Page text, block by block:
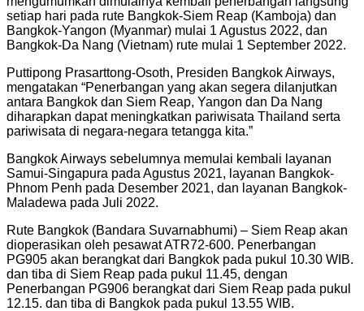
setiap hari pada rute Bangkok-Siem Reap (Kamboja) dan
Bangkok-Yangon (Myanmar) mulai 1 Agustus 2022, dan
Bangkok-Da Nang (Vietnam) rute mulai 1 September 2022.
Puttipong Prasarttong-Osoth, Presiden Bangkok Airways,
mengatakan “Penerbangan yang akan segera dilanjutkan
antara Bangkok dan Siem Reap, Yangon dan Da Nang
diharapkan dapat meningkatkan pariwisata Thailand serta
pariwisata di negara-negara tetangga kita.”
Bangkok Airways sebelumnya memulai kembali layanan
Samui-Singapura pada Agustus 2021, layanan Bangkok-
Phnom Penh pada Desember 2021, dan layanan Bangkok-
Maladewa pada Juli 2022.
Rute Bangkok (Bandara Suvarnabhumi) – Siem Reap akan
dioperasikan oleh pesawat ATR72-600. Penerbangan
PG905 akan berangkat dari Bangkok pada pukul 10.30 WIB.
dan tiba di Siem Reap pada pukul 11.45, dengan
Penerbangan PG906 berangkat dari Siem Reap pada pukul
12.15. dan tiba di Bangkok pada pukul 13.55 WIB.